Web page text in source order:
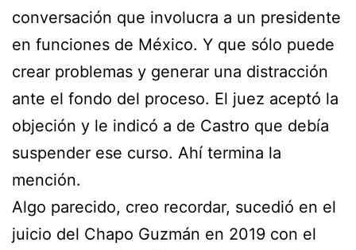
conversación que involucra a un presidente
en funciones de México. Y que sólo puede
crear problemas y generar una distracción
ante el fondo del proceso. El juez aceptó la
objeción y le indicó a de Castro que debía
suspender ese curso. Ahí termina la
mención.
Algo parecido, creo recordar, sucedió en el
juicio del Chapo Guzmán en 2019 con el